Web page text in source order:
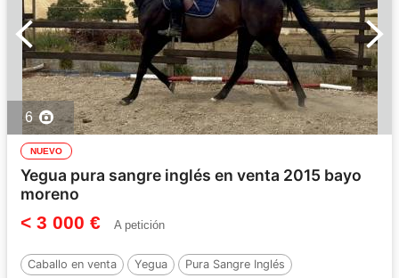
6
NUEVO
Yegua pura sangre inglés en venta 2015 bayo
moreno
< 3 000 € A petición
Caballo en venta Yegua
Pura Sangre Inglés